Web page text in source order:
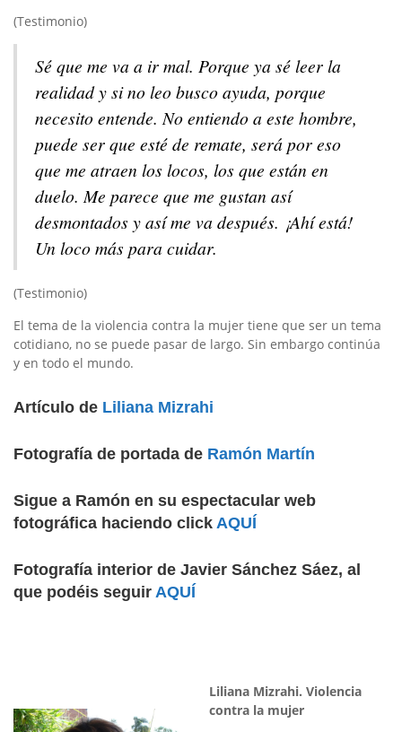
(Testimonio)
Sé que me va a ir mal. Porque ya sé leer la
realidad y si no leo busco ayuda, porque
necesito entende. No entiendo a este hombre,
puede ser que esté de remate, será por eso
que me atraen los locos, los que están en
duelo. Me parece que me gustan así
desmontados y así me va después. ¡Ahí está!
Un loco más para cuidar.
(Testimonio)
El tema de la violencia contra la mujer tiene que ser un tema
cotidiano, no se puede pasar de largo. Sin embargo continúa
y en todo el mundo.
Artículo de Liliana Mizrahi
Fotografía de portada de Ramón Martín
Sigue a Ramón en su espectacular web
fotográfica haciendo click AQUÍ
Fotografía interior de Javier Sánchez Sáez, al
que podéis seguir AQUÍ
Liliana Mizrahi. Violencia
contra la mujer